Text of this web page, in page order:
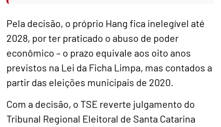
Pela decisão, o próprio Hang fica inelegível até
2028, por ter praticado o abuso de poder
econômico – o prazo equivale aos oito anos
previstos na Lei da Ficha Limpa, mas contados a
partir das eleições municipais de 2020.
Com a decisão, o TSE reverte julgamento do
Tribunal Regional Eleitoral de Santa Catarina